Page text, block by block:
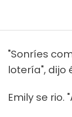
"Sonríes
lotería", dijo
Emily se rio.